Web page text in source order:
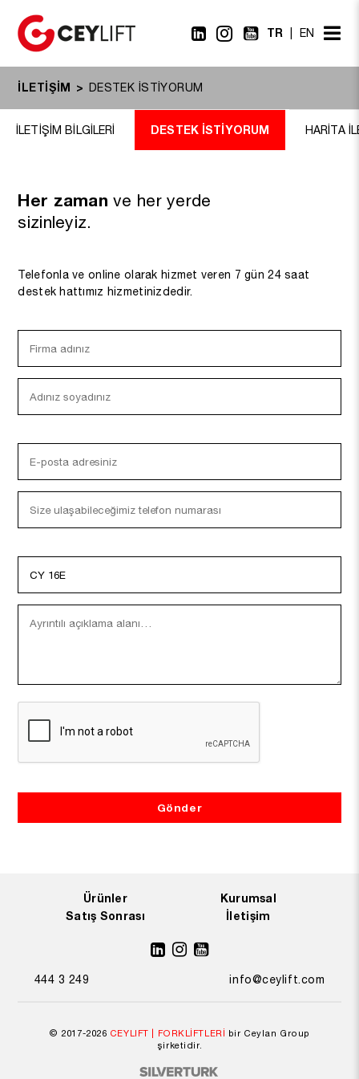
TR EN
İLETİŞİM DESTEK İSTİYORUM
İLETİŞİM BİLGİLERİ DESTEK İSTİYORUM HARİTA
Her zaman ve her yerde
sizinleyiz.
Telefonla ve online olarak hizmet veren 7 gün 24 saat
destek hattımız hizmetinizdedir.
Ürünler
Kurumsal
Satış Sonrası
İletişim
444 3 249 info@ceylift.com
© 2017-2026 CEYLIFT | FORKLİFTLERİ bir Ceylan Group
şirketidir.